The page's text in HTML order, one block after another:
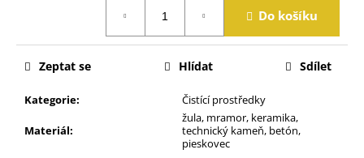
Do košíku
Kategorie: Čistící prostředky
Materiál:
žula, mramor, keramika,
technický kameň, betón,
pieskovec
Zeptat se Hlídat Sdílet